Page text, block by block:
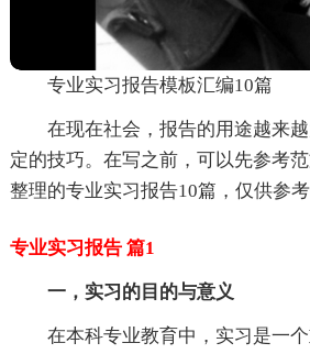
专业实习报告模板汇编10篇
在现在社会，报告的用途越来
定的技巧。在写之前，可以先参考
整理的专业实习报告10篇，仅供参
专业实习报告 篇1
一，实习的目的与意义
在本科专业教育中，实习是一